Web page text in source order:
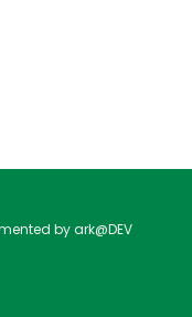
by ark@DEV